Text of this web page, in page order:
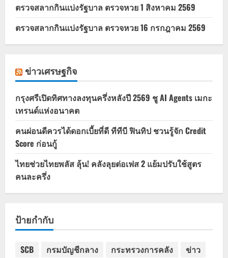
ตรวจสลากกินแบ่งรัฐบาล ตรวจหวย 1 สิงหาคม 2569
ตรวจสลากกินแบ่งรัฐบาล ตรวจหวย 16 กรกฎาคม 2569
ข่าวเศรษฐกิจ
กรุงศรีเปิดทิศทางลงทุนครึ่งหลังปี 2569 ชู AI Agents เมกะ
เทรนด์แห่งอนาคต
คนผ่อนดีควรได้ดอกเบี้ยที่ดี ทีทีบี ฟินทิป ชวนรู้จัก Credit
Score ก่อนกู้
ไทยช่วยไทยพลัส ลุ้น! คลังลุยต่อเฟส 2 แย้มปรับใช้สูตร
คนละครึ่ง
ป้ายกำกับ
SCB กรมบัญชีกลาง กระทรวงการคลัง
ข่าว